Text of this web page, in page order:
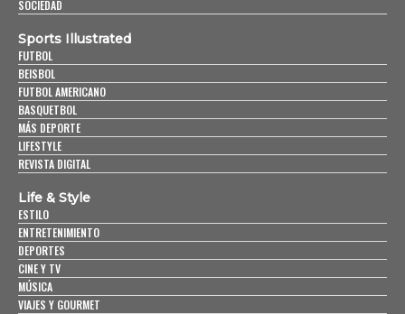
SOCIEDAD
Sports Illustrated
FUTBOL
BEISBOL
FUTBOL AMERICANO
BASQUETBOL
MÁS DEPORTE
LIFESTYLE
REVISTA DIGITAL
Life & Style
ESTILO
ENTRETENIMIENTO
DEPORTES
CINE Y TV
MÚSICA
VIAJES Y GOURMET